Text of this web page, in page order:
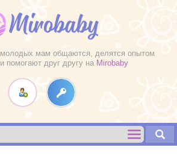
молодых мам общаются, делятся опытом
и помогают друг другу на Mirobaby